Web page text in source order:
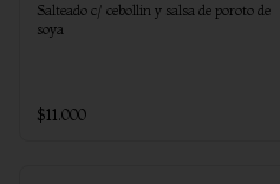
Salteado c/ cebollin y salsa de poroto de
soya
$11.000